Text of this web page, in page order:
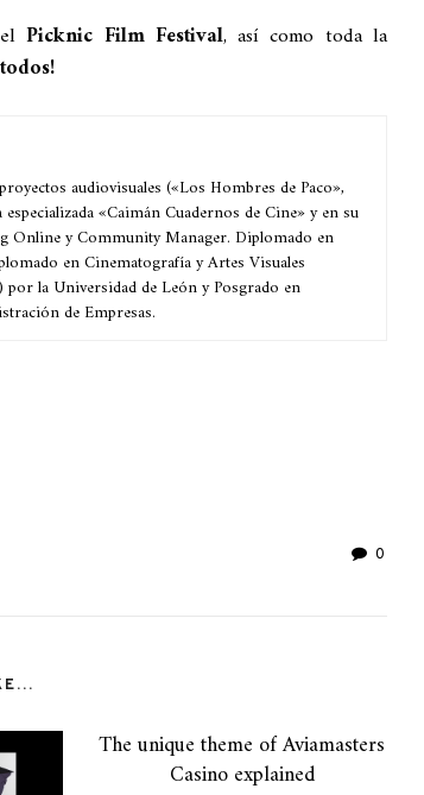
Picknic Film Festival, así como toda la
audiovisuales («Los Hombres de Paco»,
«Caimán Cuadernos de Cine» y en su
Online y Community Manager. Diplomado en
en Cinematografía y Artes Visuales
la Universidad de León y Posgrado en
de Empresas.
0
The unique theme of Aviamasters
Casino explained